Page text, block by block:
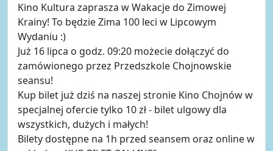
Kino Kultura zaprasza w Wakacje do Zimowej
Krainy! To będzie Zima 100 leci w Lipcowym
Wydaniu :)
Już 16 lipca o godz. 09:20 możecie dołączyć do
zamówionego przez Przedszkole Chojnowskie
seansu!
Kup bilet już dziś na naszej stronie Kino Chojnów w
specjalnej ofercie tylko 10 zł - bilet ulgowy dla
wszystkich, dużych i małych!
Bilety dostępne na 1h przed seansem oraz online w